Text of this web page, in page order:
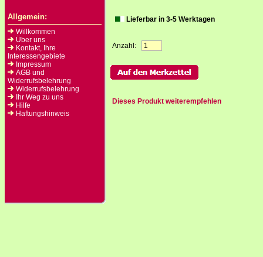
Allgemein:
Willkommen
Über uns
Kontakt, Ihre
Interessengebiete
Impressum
AGB und
Widerrufsbelehrung
Widerrufsbelehrung
Ihr Weg zu uns
Hilfe
Haftungshinweis
Lieferbar in 3-5 Werktagen
Anzahl:
Dieses Produkt weiterempfehlen